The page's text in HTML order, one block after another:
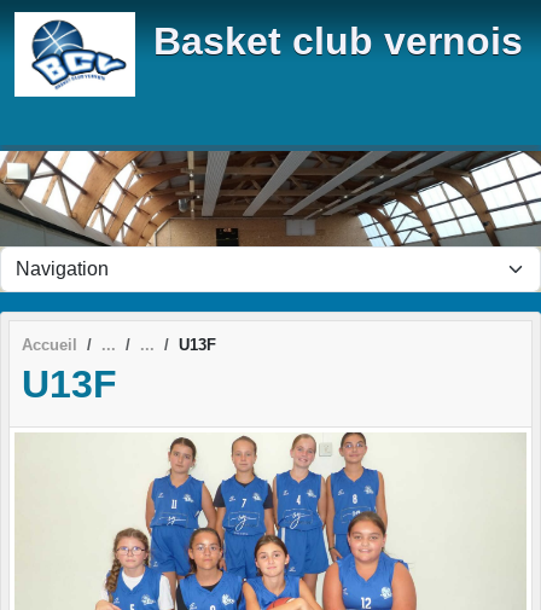
Basket club vernois
Accueil U13F
U13F
Panneau de gestion des cookies